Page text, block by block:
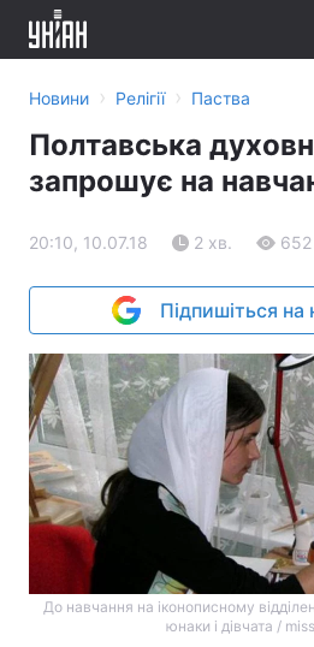
Новини › Релігії › Паства
Полтавська
запрошує на
20:10, 10.07.18 2 хв. 652
Підпишіться на
До навчання на іконописному
юнаки і дівчата /